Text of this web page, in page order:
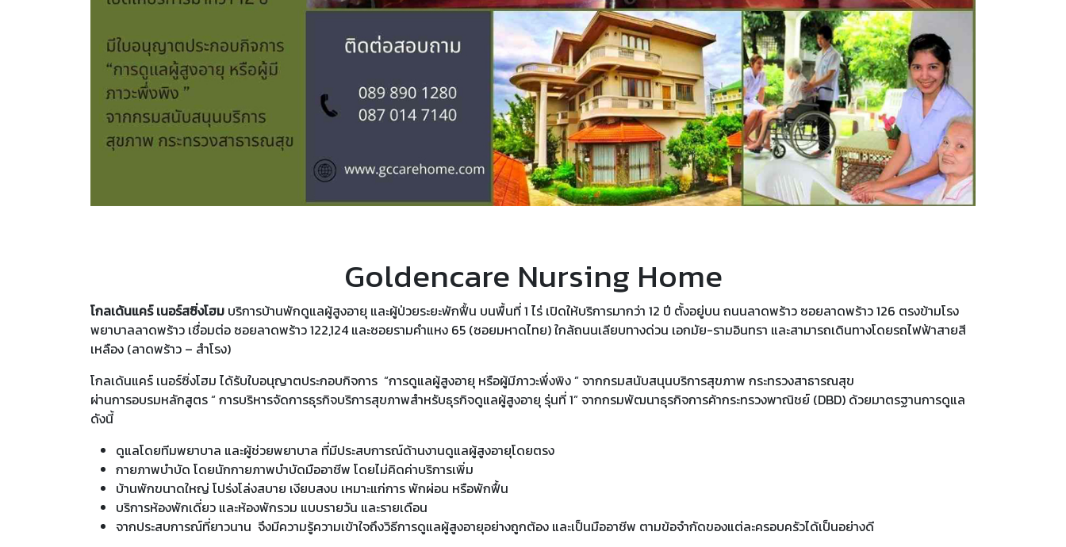
Goldencare Nursing Home
โกลเด้นแคร์ เนอร์สซิ่งโฮม บริการบ้านพักดูแลผู้สูงอายุ และผู้ป่วยระยะพักฟื้น บนพื้นที่ 1 ไร่ เปิดให้บริการมากว่า 12 ปี ตั้งอยู่บน ถนนลาดพร้าว ซอยลาดพร้าว 126 ตรงข้ามโรง
พยาบาลลาดพร้าว เชื่อมต่อ ซอยลาดพร้าว 122,124 และซอยรามคำแหง 65 (ซอยมหาดไทย) ใกล้ถนนเลียบทางด่วน เอกมัย-รามอินทรา และสามารถเดินทางโดยรถไฟฟ้าสายสี
เหลือง (ลาดพร้าว – สำโรง)
โกลเด้นแคร์ เนอร์ซิ่งโฮม ได้รับใบอนุญาตประกอบกิจการ “การดูแลผู้สูงอายุ หรือผู้มีภาวะพึ่งพิง ” จากกรมสนับสนุนบริการสุขภาพ กระทรวงสาธารณสุข
ผ่านการอบรมหลักสูตร “ การบริหารจัดการธุรกิจบริการสุขภาพสำหรับธุรกิจดูแลผู้สูงอายุ รุ่นที่ 1” จากกรมพัฒนาธุรกิจการค้ากระทรวงพาณิชย์ (DBD) ด้วยมาตรฐานการดูแล
ดังนี้
ดูแลโดยทีมพยาบาล และผู้ช่วยพยาบาล ที่มีประสบการณ์ด้านงานดูแลผู้สูงอายุโดยตรง
กายภาพบำบัด โดยนักกายภาพบำบัดมืออาชีพ โดยไม่คิดค่าบริการเพิ่ม
บ้านพักขนาดใหญ่ โปร่งโล่งสบาย เงียบสงบ เหมาะแก่การ พักผ่อน หรือพักฟื้น
บริการห้องพักเดี่ยว และห้องพักรวม แบบรายวัน และรายเดือน
จากประสบการณ์ที่ยาวนาน จึงมีความรู้ความเข้าใจถึงวิธีการดูแลผู้สูงอายุอย่างถูกต้อง และเป็นมืออาชีพ ตามข้อจำกัดของแต่ละครอบครัวได้เป็นอย่างดี